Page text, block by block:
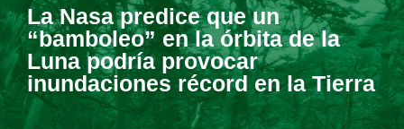
La Nasa predice que un
“bamboleo” en la órbita de la
Luna podría provocar
inundaciones récord en la Tierra